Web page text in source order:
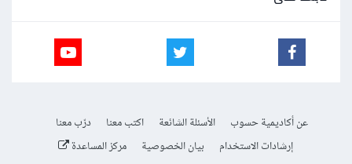
عن أكاديمية حسوب الأسئلة الشائعة اكتب معنا
درّب معنا
إرشادات الاستخدام
بيان الخصوصية مركز المساعدة